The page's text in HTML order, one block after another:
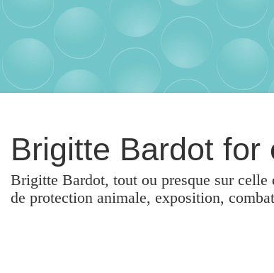
Brigitte Bardot for
Brigitte Bardot, tout ou presque sur
de protection animale, exposition,